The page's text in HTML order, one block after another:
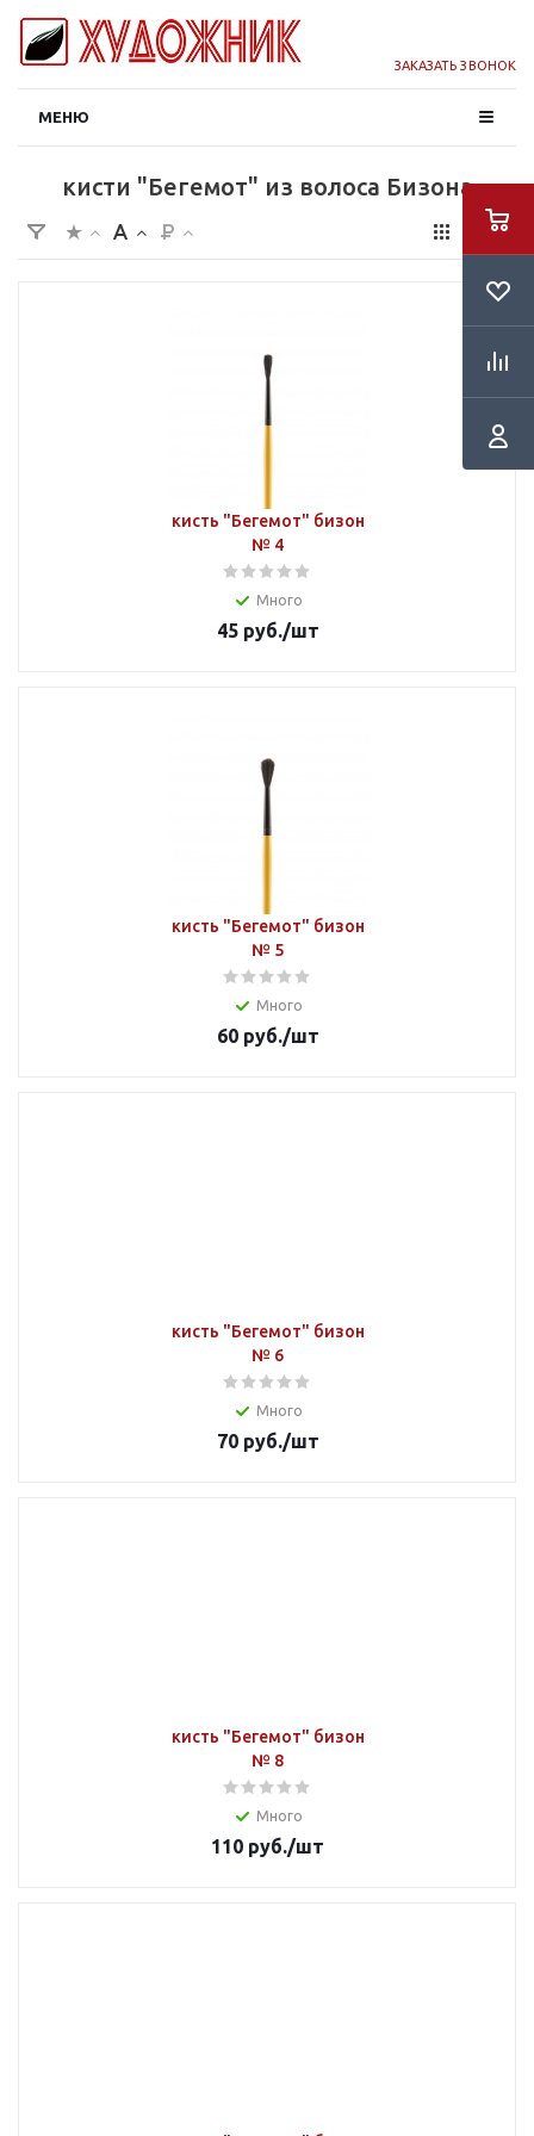
ЗАКАЗАТЬ ЗВОНОК
МЕНЮ
кисти "Бегемот" из волоса Бизона
кисть "Бегемот" бизон
№ 4
Много
45руб./шт
кисть "Бегемот" бизон
№ 5
Много
60руб./шт
кисть "Бегемот" бизон
№ 6
Много
70руб./шт
кисть "Бегемот" бизон
№ 8
Много
110 руб./шт